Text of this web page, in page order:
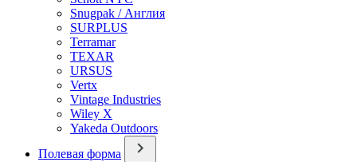
Snugpak / Англия
SURPLUS
Terramar
TEXAR
URSUS
Vertx
Vintage Industries
Wiley X
Yakeda Outdoors
Полевая форма